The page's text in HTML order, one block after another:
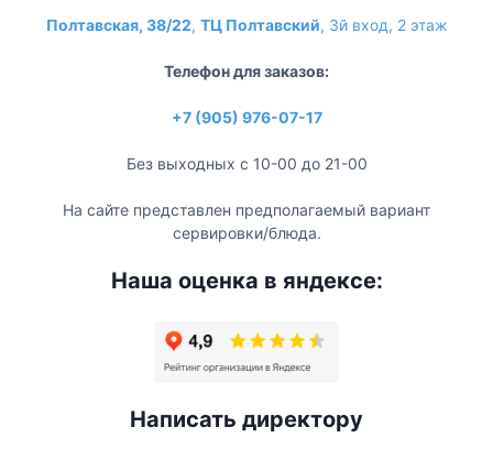
Полтавская, 38/22, ТЦ Полтавский, 3й вход, 2 этаж
Телефон для заказов:
+7 (905) 976-07-17
Без выходных с 10-00 до 21-00
На сайте представлен предполагаемый вариант
сервировки/блюда.
Наша оценка в яндексе:
Написать директору